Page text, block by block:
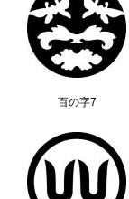
百の字7